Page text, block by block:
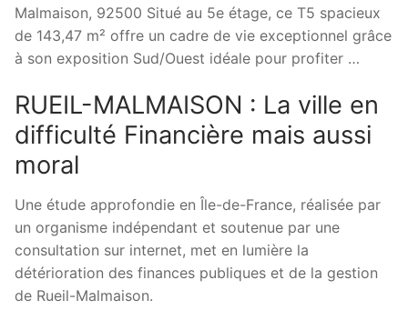
Malmaison, 92500 Situé au 5e étage, ce T5 spacieux
de 143,47 m² offre un cadre de vie exceptionnel grâce
à son exposition Sud/Ouest idéale pour profiter …
RUEIL-MALMAISON : La ville en
difficulté Financière mais aussi
moral
Une étude approfondie en Île-de-France, réalisée par
un organisme indépendant et soutenue par une
consultation sur internet, met en lumière la
détérioration des finances publiques et de la gestion
de Rueil-Malmaison.